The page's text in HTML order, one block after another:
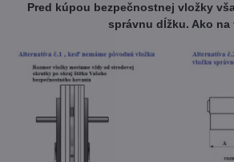
Pred kúpou bezpečnostnej vložky
správnu dĺžku. Ako na